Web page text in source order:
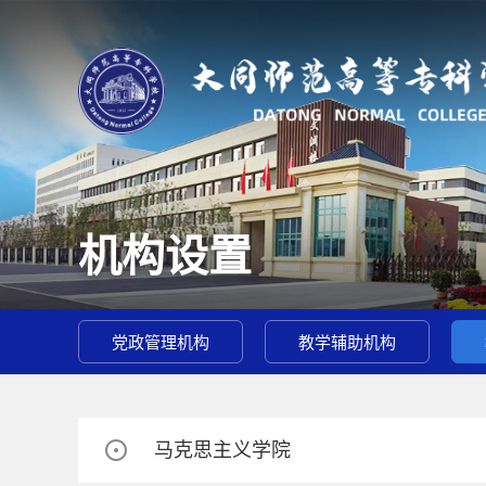
机构设置
党政管理机构 教学辅助机构
马克思主义学院